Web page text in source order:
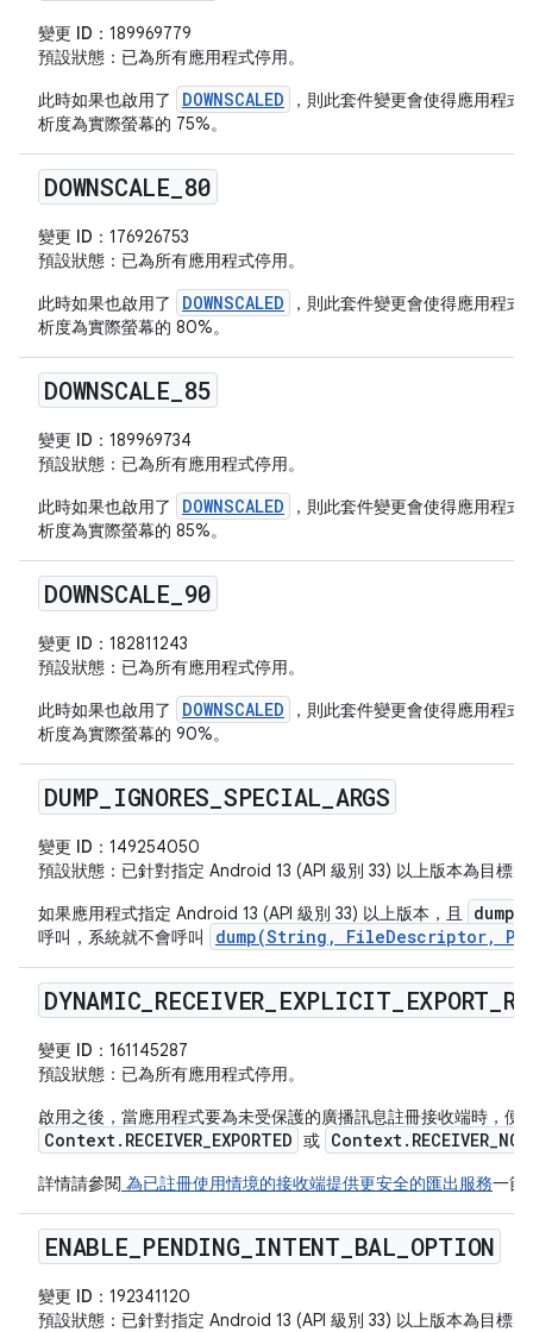
變更 ID： 189969779
預設狀態 ：已為所有應用程式停用。
此時如果也啟用了
DOWNSCALED
，則此套件變更會使得應用程
析度為實際螢幕的 75%。
DOWNSCALE 80
變更 ID： 176926753
預設狀態 ：已為所有應用程式停用。
此時如果也啟用了
DOWNSCALED
，則此套件變更會使得應用程
析度為實際螢幕的 80%。
DOWNSCALE 85
變更 ID： 189969734
預設狀態 ：已為所有應用程式停用。
此時如果也啟用了
DOWNSCALED
，則此套件變更會使得應用程
析度為實際螢幕的 85%。
DOWNSCALE 90
變更 ID： 182811243
預設狀態 ：已為所有應用程式停用。
此時如果也啟用了
DOWNSCALED
，則此套件變更會使得應用程
析度為實際螢幕的 90%。
DUMP IGNORES SPECIAL ARGS
變更 ID： 149254050
預設狀態 ：已針對指定 Android 13 (API 級別 33) 以上版本為目標
如果應用程式指定 Android 13 (API 級別 33) 以上版本，且
呼叫，系統就不會呼叫 dump(String, FileDescriptor,
DYNAMIC RECEIVER EXPLICIT EXPORT
變更 ID： 161145287
預設狀態 ：已為所有應用程式停用。
啟用之後，當應用程式要為未受保護的廣播訊息註冊接收端時，便
Context.RECEIVER_EXPORTED 或
詳情請參閱 為已註冊使用情境的接收端提供更安全的匯出服務一節
ENABLE PENDING INTENT BAL OPTION
變更 ID： 192341120
預設狀態 ：已針對指定 Android 13 (API 級別 33) 以上版本為目標